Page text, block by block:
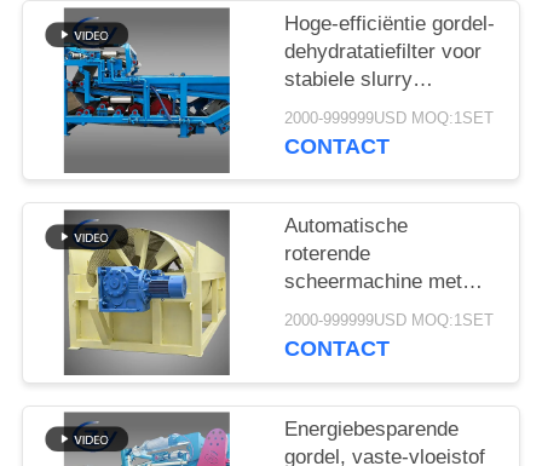
Hoge-efficiëntie gordel-
dehydratatiefilter voor
stabiele slurry
ontwatering in cassava
zetmeel verwerking
2000-999999USD MOQ:1SET
CONTACT
Automatische
roterende
scheermachine met
stabiele prestaties voor
de productie van
2000-999999USD MOQ:1SET
CONTACT
Energiebesparende
gordel, vaste-vloeistof